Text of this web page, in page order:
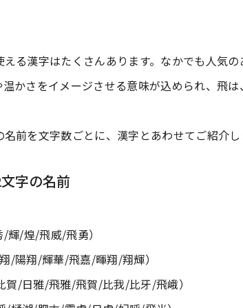
える漢字はたくさんあります。なかでも人気
かさをイメージさせる意味が込められ、飛
名前を文字数ごとに、漢字とあわせてご紹介し
字の名前
/煌/飛威/飛勇）
/陽翔/輝華/飛嘉/暉翔/翔輝）
賀/日雅/飛雅/飛賀/比我/比牙/飛峨）